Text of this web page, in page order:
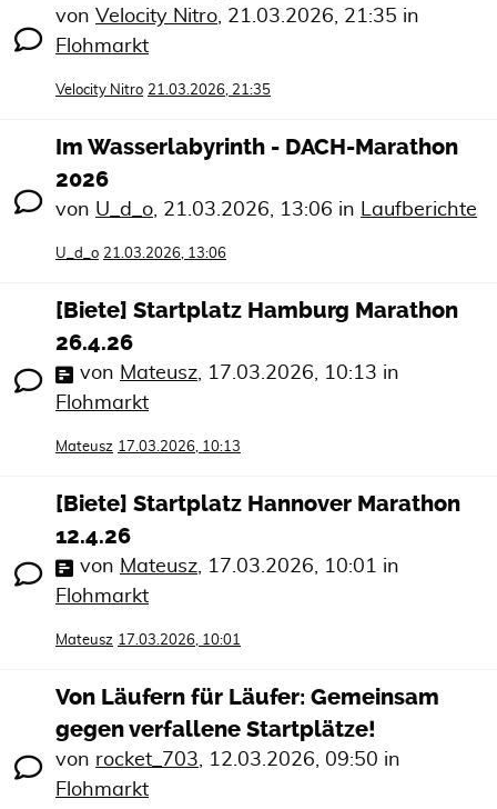
von Velocity Nitro, 21.03.2026, 21:35 in
Flohmarkt
Velocity Nitro 21.03.2026, 21:35
Im Wasserlabyrinth - DACH-Marathon
2026
von U_d_o, 21.03.2026, 13:06 in Laufberichte
U_d_o 21.03.2026, 13:06
[Biete] Startplatz Hamburg Marathon
26.4.26
von Mateusz, 17.03.2026, 10:13 in
Flohmarkt
Mateusz 17.03.2026, 10:13
[Biete] Startplatz Hannover Marathon
12.4.26
von Mateusz, 17.03.2026, 10:01 in
Flohmarkt
Mateusz 17.03.2026, 10:01
Von Läufern für Läufer: Gemeinsam
gegen verfallene Startplätze!
von rocket_703, 12.03.2026, 09:50 in
Flohmarkt